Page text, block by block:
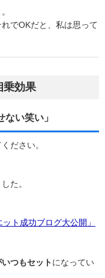
でOKだと、私は思って
乗効果
い笑い」
ださい。
た。
ト成功ブログ大公開」
いつもセットになってい